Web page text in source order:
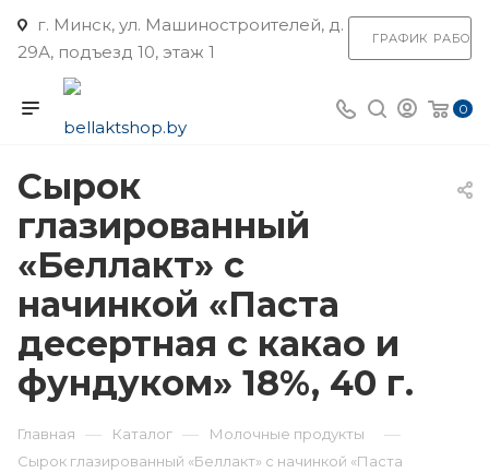
г. Минск, ул. Машиностроителей, д.
29А, подъезд 10, этаж 1
ГРАФИК
0
Сырок
глазированный
«Беллакт» с
начинкой «Паста
десертная с какао и
фундуком» 18%, 40 г.
Главная — Каталог — Молочные продукты —
Сырок глазированный «Беллакт» с начинкой «Паста